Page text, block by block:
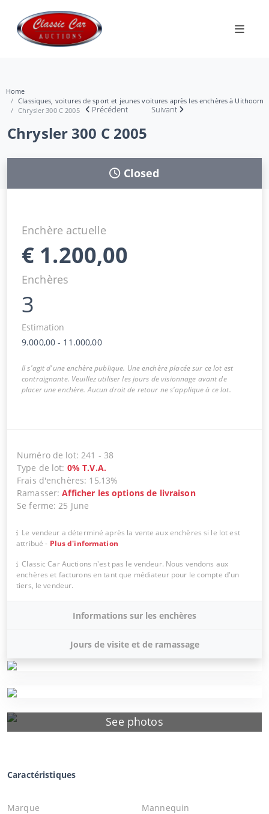
Home
Classiques, voitures de sport et jeunes voitures après les enchères à Uithoorn
Chrysler 300 C 2005
Précédent Suivant
Chrysler 300 C 2005
See photos
Closed
Enchère actuelle
€ 1.200,00
Enchères
3
Estimation
9.000,00 - 11.000,00
Il s'agit d'une enchère publique. Une enchère placée sur ce lot est
contraignante. Veuillez utiliser les jours de visionnage avant de
placer une enchère. Aucun droit de retour ne s'applique à ce lot.
Numéro de lot:241 - 38
Type de lot: 0% T.V.A.
Frais d'enchères: 15,13%
Ramasser:Afficher les options de livraison
Se ferme:25 June
Le vendeur a déterminé après la vente aux enchères si le lot est
attribué - Plus d'information
Classic Car Auctions n'est pas le vendeur. Nous vendons aux
enchères et facturons en tant que médiateur pour le compte d'un
tiers, le vendeur.
Informations sur les enchères
Jours de visite et de ramassage
Caractéristiques
Marque
Mannequin